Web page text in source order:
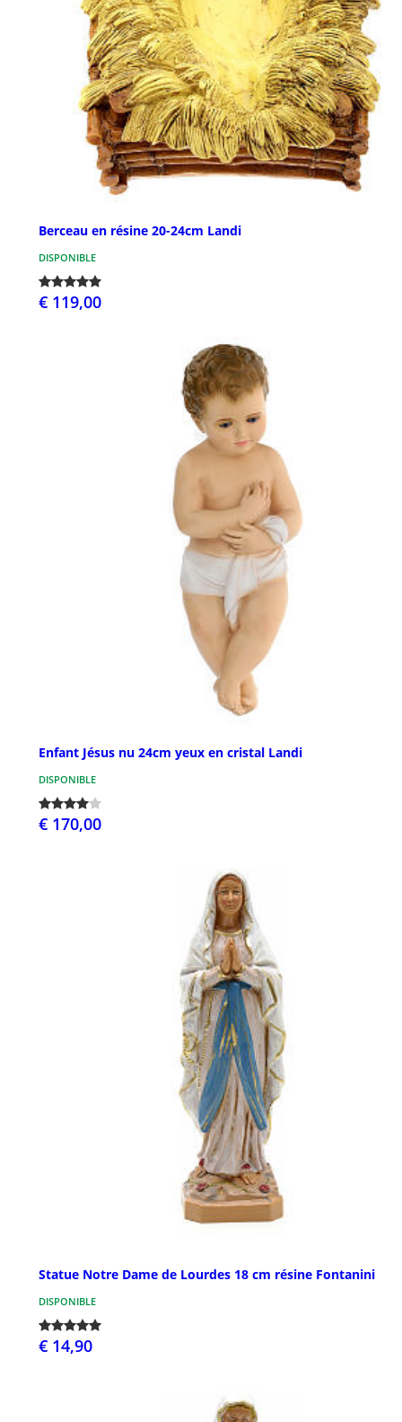
Berceau en résine 20-24cm Landi
DISPONIBLE
€ 119,00
Enfant Jésus nu 24cm yeux en cristal Landi
DISPONIBLE
€ 170,00
Statue Notre Dame de Lourdes 18 cm résine Fontanini
DISPONIBLE
€ 14,90